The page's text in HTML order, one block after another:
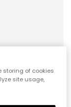
storing of cookies
site usage,